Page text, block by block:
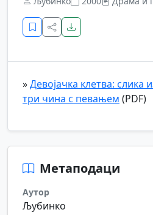
»Девојачка клетва: слика
три чина с певањем (PDF)
Метаподаци
Аутор
Љубинко